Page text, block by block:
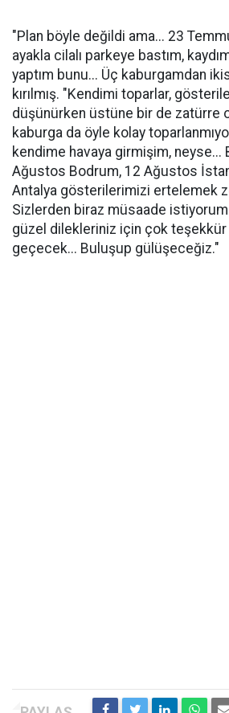
"Plan böyle değildi ama... 23
ayakla cilalı parkeye bastım,
yaptım bunu... Üç kaburgamdan
kırılmış. "Kendimi toparlar,
düşünürken üstüne bir de zatürre
kaburga da öyle kolay
kendime havaya girmişim, neyse...
Ağustos Bodrum, 12 Ağustos
Antalya gösterilerimizi ertelemek
Sizlerden biraz müsaade istiyorum.
güzel dilekleriniz için çok
geçecek... Buluşup gülüşeceğiz."